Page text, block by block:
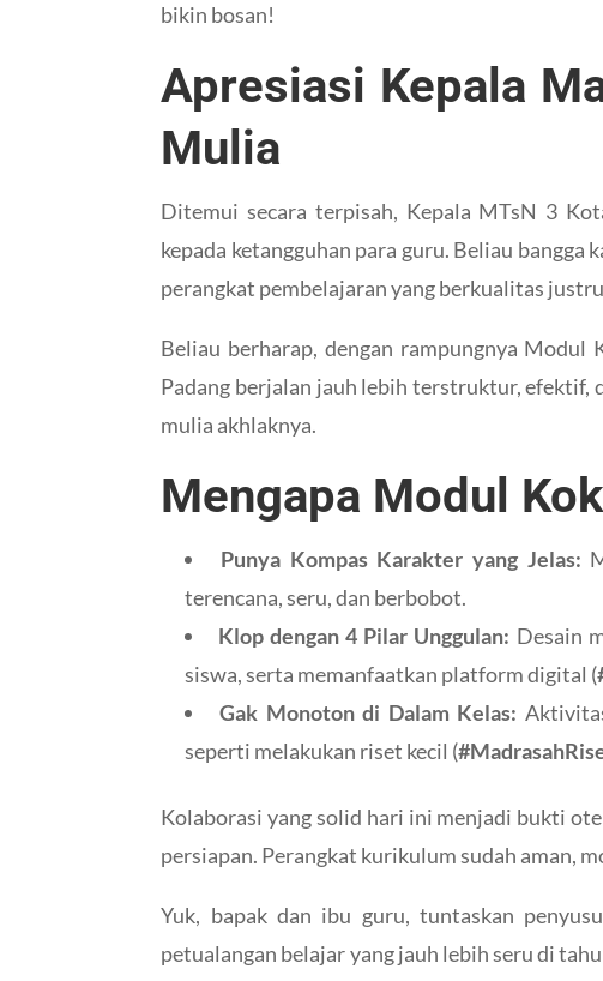
bikin bosan!
Apresiasi Kepala
Mulia
Ditemui secara terpisah, Kepala MTsN 3
kepada ketangguhan para guru. Beliau
perangkat pembelajaran yang berkualitas
Beliau berharap, dengan rampungnya
Padang berjalan jauh lebih terstruktur, efektif,
mulia akhlaknya.
Mengapa Modul
Punya Kompas Karakter yang Jelas:
terencana, seru, dan berbobot.
Klop dengan 4 Pilar Unggulan: Desain
siswa, serta memanfaatkan platform digital (
Gak Monoton di Dalam Kelas:
seperti melakukan riset kecil (
Kolaborasi yang solid hari ini menjadi bukti
persiapan. Perangkat kurikulum sudah aman,
Yuk, bapak dan ibu guru, tuntaskan
petualangan belajar yang jauh lebih seru di